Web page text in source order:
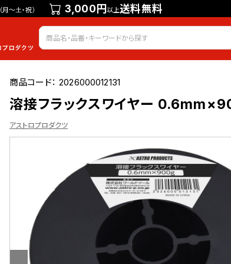
（月～土・祝） 3,000円以上送料無料
会員登録 ログイン お気に入り
商品コード：2026000012131
溶接フラックスワイヤー
アストロプロダクツ